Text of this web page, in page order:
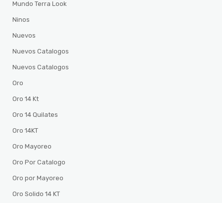
Mundo Terra Look
Ninos
Nuevos
Nuevos Catalogos
Nuevos Catalogos
Oro
Oro 14 Kt
Oro 14 Quilates
Oro 14KT
Oro Mayoreo
Oro Por Catalogo
Oro por Mayoreo
Oro Solido 14 KT